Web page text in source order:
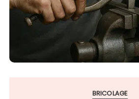
BRICOLAGE